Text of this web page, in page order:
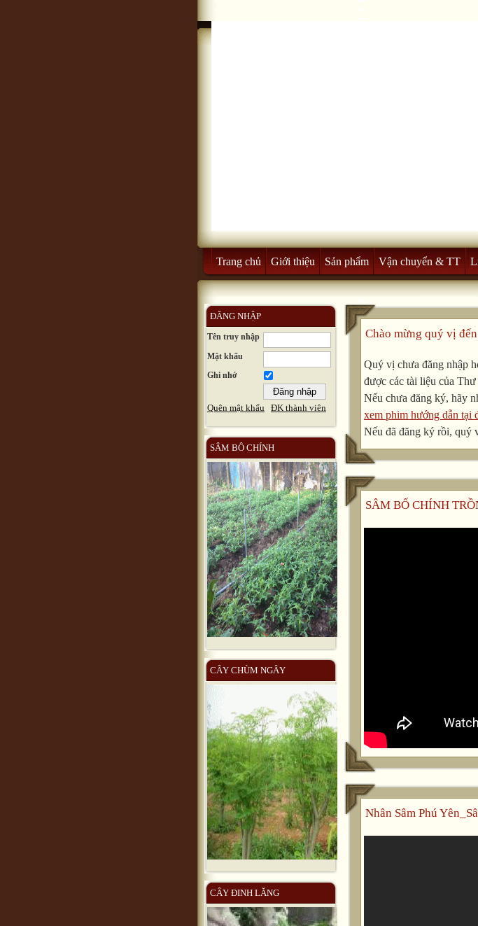
Trang chủ Giới thiệu Sản phẩm Vận chuyển & TT
ĐĂNG NHẬP
Tên truy nhập
Mật khẩu
Ghi nhớ
Quên mật khẩu ĐK thành viên
SÂM BÔ CHÍNH
CÂY CHÙM NGÂY
CÂY ĐINH LĂNG
Chào mừng quý vị
Quý vị chưa đăng nhập
được các tài liệu của
Nếu chưa đăng ký, hãy
xem phim hướng dẫn tại
Nếu đã đăng ký rồi, quý
SÂM BỐ CHÍNH
Nhân Sâm Phú